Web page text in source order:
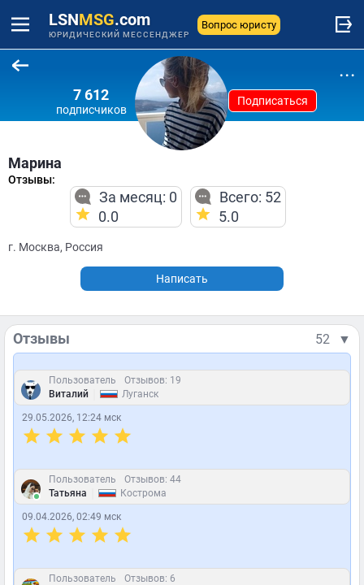
LSNMSG.com
ЮРИДИЧЕСКИЙ МЕССЕНДЖЕР
Вопрос юристу
7 612
подписчиков
Подписаться
...
Марина
Отзывы:
За месяц: 0
0.0
Всего: 52
5.0
г. Москва, Россия
Написать
Отзывы 52 ▼
Пользователь
Отзывов: 19
Виталий
Луганск
29.05.2026, 12:24 мск
Пользователь
Отзывов: 44
Татьяна
Кострома
09.04.2026, 02:49 мск
Пользователь
Отзывов: 6